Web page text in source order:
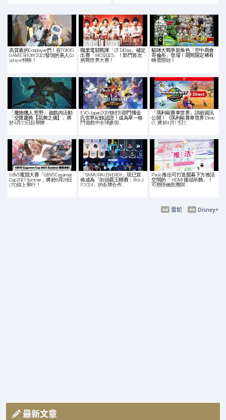
高質素的Cosplayer們！在TOKYO
GAME SHOW 2022發現的美人Co
splayer特輯！
職業電競戰隊「QT DIG∞」確定
出賽「WCS2025」！部門首次
挑戰世界大賽！
貓咪大戰爭新角色「空中商會
哥倫布」登場！期間限定稀有
轉蛋開始！
「魔物獵人 荒野」遊戲內活動
「交匯慶典【花舞之儀】」將
於4月23日起舉辦…
EVO Japan 2026快打6部門獲金
氏世界紀錄認證！成為單一格
鬥遊戲中全球參與…
「瑪利歐賽車世界」詳細資訊
公開！《瑪利歐賽車世界 Direc
t》將於4月17日2…
GBVS電競大賽「GBVS Cygames
Cup 2021 Summer」將於8月28日
(六)線上舉行！
「SAMURAI ENERGY」現已宣
佈成為「街頭霸王聯賽：Pro-J
P 2024」的金牌合作…
Pixio 推出可打造螢幕下方推活
空間的「 HDMI 接頭吊飾」！
可懸掛鑰匙圈與…
Disney+
雷蛇
最新文章